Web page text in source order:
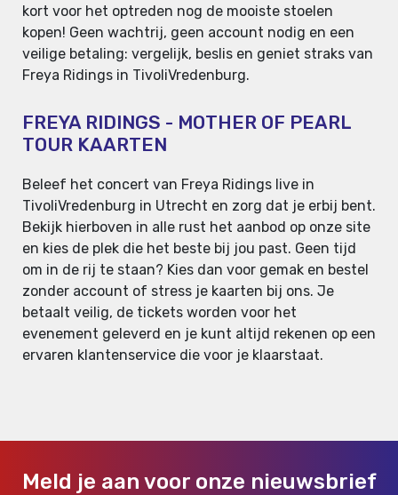
kort voor het optreden nog de mooiste stoelen
kopen! Geen wachtrij, geen account nodig en een
veilige betaling: vergelijk, beslis en geniet straks van
Freya Ridings in TivoliVredenburg.
FREYA RIDINGS - MOTHER OF PEARL
TOUR KAARTEN
Beleef het concert van Freya Ridings live in
TivoliVredenburg in Utrecht en zorg dat je erbij bent.
Bekijk hierboven in alle rust het aanbod op onze site
en kies de plek die het beste bij jou past. Geen tijd
om in de rij te staan? Kies dan voor gemak en bestel
zonder account of stress je kaarten bij ons. Je
betaalt veilig, de tickets worden voor het
evenement geleverd en je kunt altijd rekenen op een
ervaren klantenservice die voor je klaarstaat.
Meld je aan voor onze nieuwsbrief